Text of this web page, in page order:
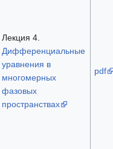
Лекция 4.
Дифференциальные
уравнения в
многомерных
фазовых
пространствах
pdf